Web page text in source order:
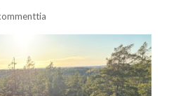
Ryövärintyttären
maisemissa